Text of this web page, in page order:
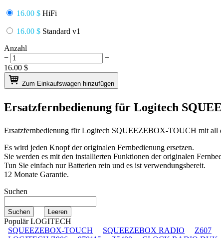
16.00 $ HiFi
16.00 $ Standard v1
Anzahl
−
+
16.00 $
Zum Einkaufswagen hinzufügen
Ersatzfernbedienung für Logitech
Ersatzfernbedienung fürLogitech SQUEEZEBOX-TOUCH mit all
Es wird jeden Knopf der originalen Fernbedienung ersetzen.
Sie werden es mit den installierten Funktionen der originalen
Tun Sie einfach nur Batterien rein und es ist verwendungsbereit.
12 Monate Garantie.
Suchen
Populär LOGITECH
SQUEEZEBOX-TOUCH
SQUEEZEBOX RADIO Z607